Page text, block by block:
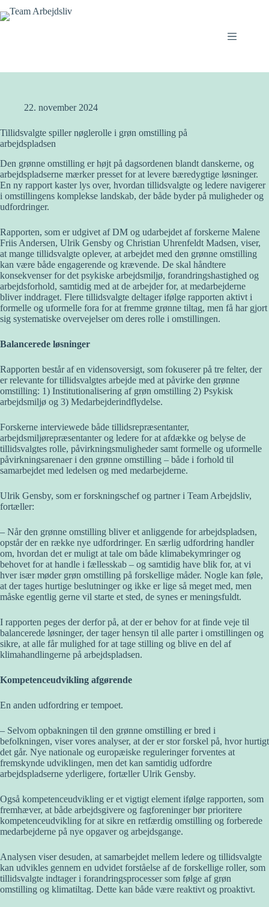
til
22. november 2024
Tillidsvalgte spiller nøglerolle i grøn omstilling på
arbejdspladsen
Den grønne omstilling er højt på dagsordenen blandt danskerne, og
arbejdspladserne mærker presset for at levere bæredygtige løsninger.
En ny rapport kaster lys over, hvordan tillidsvalgte og ledere navigerer
i omstillingens komplekse landskab, der både byder på muligheder og
udfordringer.
Rapporten, som er udgivet af DM og udarbejdet af forskerne Malene
Friis Andersen, Ulrik Gensby og Christian Uhrenfeldt Madsen, viser,
at mange tillidsvalgte oplever, at arbejdet med den grønne omstilling
kan være både engagerende og krævende. De skal håndtere
konsekvenser for det psykiske arbejdsmiljø, forandringshastighed og
arbejdsforhold, samtidig med at de arbejder for, at medarbejderne
bliver inddraget. Flere tillidsvalgte deltager ifølge rapporten aktivt i
formelle og uformelle fora for at fremme grønne tiltag, men få har gjort
sig systematiske overvejelser om deres rolle i omstillingen.
Balancerede løsninger
Rapporten består af en vidensoversigt, som fokuserer på tre felter, der
er relevante for tillidsvalgtes arbejde med at påvirke den grønne
omstilling: 1) Institutionalisering af grøn omstilling 2) Psykisk
arbejdsmiljø og 3) Medarbejderindflydelse.
Forskerne interviewede både tillidsrepræsentanter,
arbejdsmiljørepræsentanter og ledere for at afdække og belyse de
tillidsvalgtes rolle, påvirkningsmuligheder samt formelle og uformelle
påvirkningsarenaer i den grønne omstilling – både i forhold til
samarbejdet med ledelsen og med medarbejderne.
Ulrik Gensby, som er forskningschef og partner i Team Arbejdsliv,
fortæller:
– Når den grønne omstilling bliver et anliggende for arbejdspladsen,
opstår der en række nye udfordringer. En særlig udfordring handler
om, hvordan det er muligt at tale om både klimabekymringer og
behovet for at handle i fællesskab – og samtidig have blik for, at vi
hver især møder grøn omstilling på forskellige måder. Nogle kan føle,
at der tages hurtige beslutninger og ikke er lige så meget med, men
måske egentlig gerne vil starte et sted, de synes er meningsfuldt.
I rapporten peges der derfor på, at der er behov for at finde veje til
balancerede løsninger, der tager hensyn til alle parter i omstillingen og
sikre, at alle får mulighed for at tage stilling og blive en del af
klimahandlingerne på arbejdspladsen.
Kompetenceudvikling afgørende
En anden udfordring er tempoet.
– Selvom opbakningen til den grønne omstilling er bred i
befolkningen, viser vores analyser, at der er stor forskel på, hvor hurtigt
det går. Nye nationale og europæiske reguleringer forventes at
fremskynde udviklingen, men det kan samtidig udfordre
arbejdspladserne yderligere, fortæller Ulrik Gensby.
Også kompetenceudvikling er et vigtigt element ifølge rapporten, som
fremhæver, at både arbejdsgivere og fagforeninger bør prioritere
kompetenceudvikling for at sikre en retfærdig omstilling og forberede
medarbejderne på nye opgaver og arbejdsgange.
Analysen viser desuden, at samarbejdet mellem ledere og tillidsvalgte
kan udvikles gennem en udvidet forståelse af de forskellige roller, som
tillidsvalgte indtager i forandringsprocesser som følge af grøn
omstilling og klimatiltag. Dette kan både være reaktivt og proaktivt.